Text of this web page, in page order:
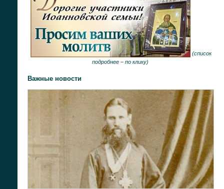
(список
подробнее – по клику)
Важные новости